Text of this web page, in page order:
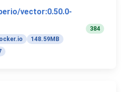
vector:0.50.0-
148.59MB
384